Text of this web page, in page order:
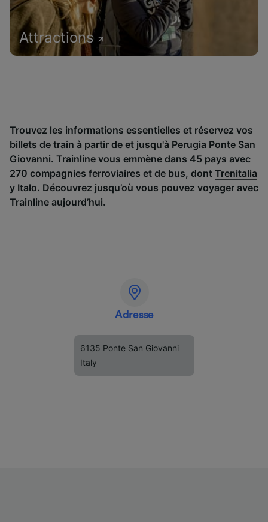
Attractions
Trouvez les informations essentielles et réservez vos
billets de train à partir de et jusqu'à Perugia Ponte San
Giovanni. Trainline vous emmène dans 45 pays avec
270 compagnies ferroviaires et de bus, dont Trenitalia
y Italo. Découvrez jusqu’où vous pouvez voyager avec
Trainline aujourd’hui.
Adresse
6135 Ponte San Giovanni
Italy